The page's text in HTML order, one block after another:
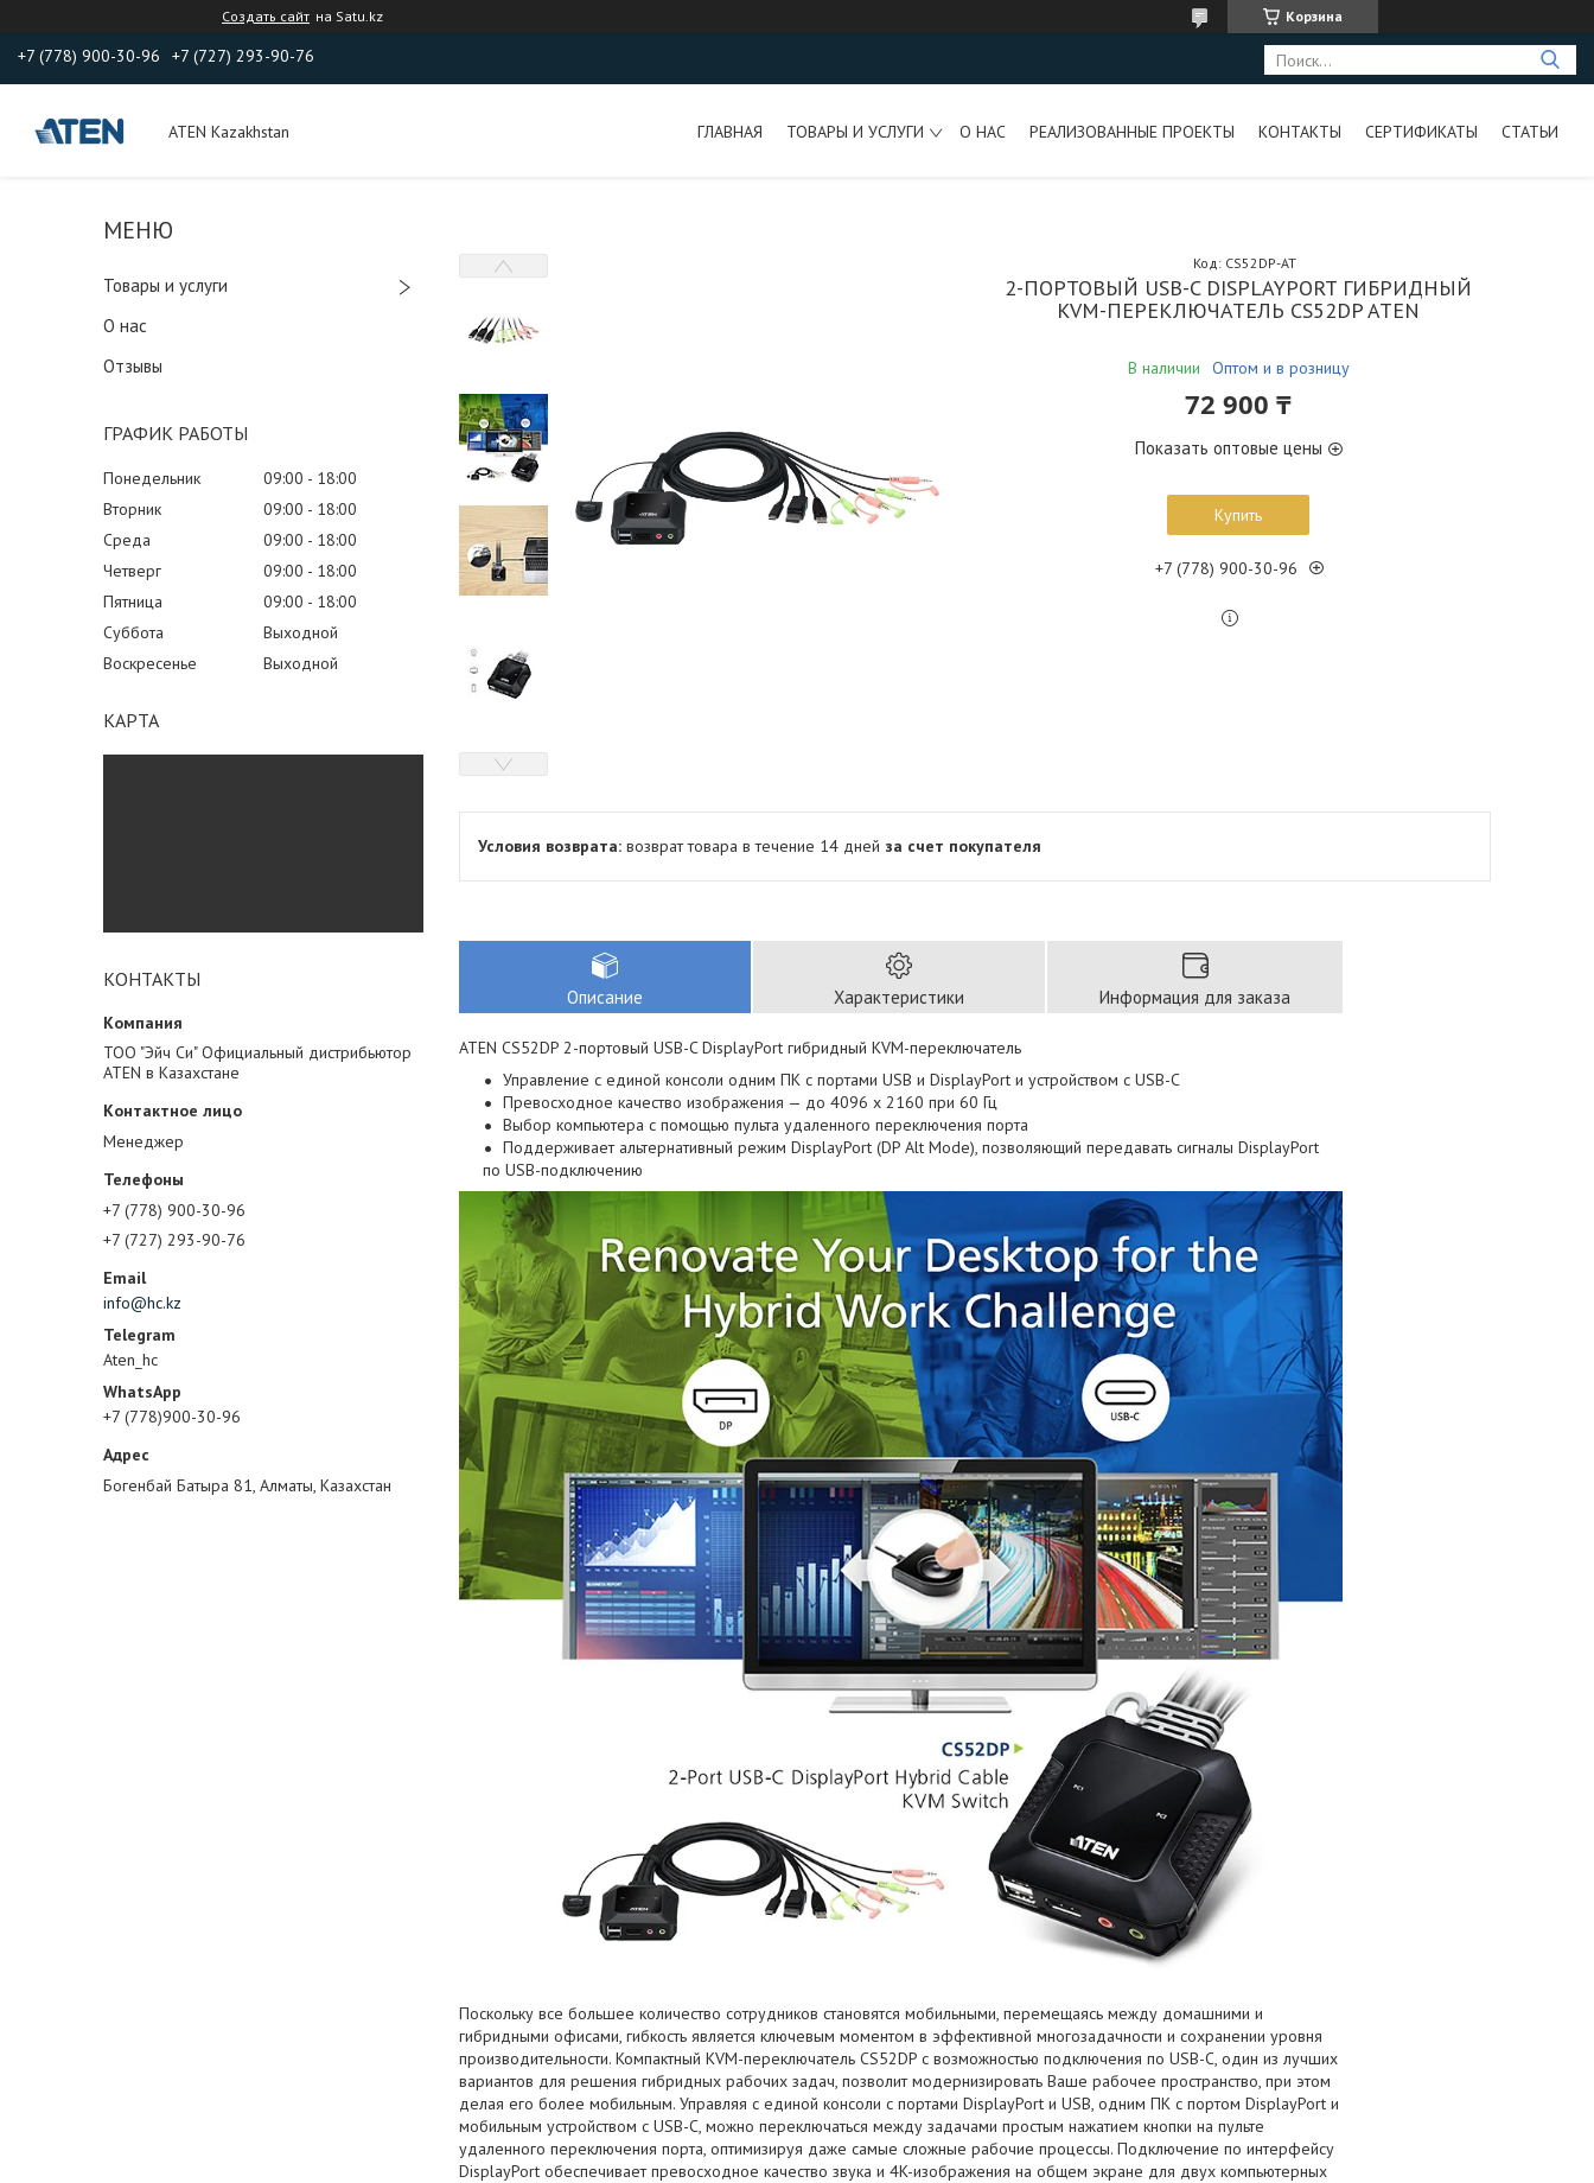
Создать сайт на Satu.kz Корзина
+7 (778) 900-30-96 +7 (727) 293-90-76
ATEN Kazakhstan ГЛАВНАЯ ТОВАРЫ И УСЛУГИ О НАС РЕАЛИЗОВАННЫЕ ПРОЕКТЫ КОНТАКТЫ СЕРТИФИКАТЫ СТАТЬИ
Товары и услуги
О нас
Отзывы
ГРАФИК РАБОТЫ
Понедельник 09:00
18:00
Вторник
09:00
18:00
Среда
09:00
18:00
Четверг
09:00
18:00
Пятница
09:00
18:00
Суббота
Выходной
Воскресенье
Выходной
КАРТА
КОНТАКТЫ
ТОО "Эйч Си" Официальный дистрибьютор
ATEN в Казахстане
Менеджер
+7 (778) 900-30-96
+7 (727) 293-90-76
info@hc.kz
Aten_hc
+7 (778)900-30-96
Богенбай Батыра 81, Алматы, Казахстан
2-ПОРТОВЫЙ USB-C DISPLAYPORT ГИБРИДНЫЙ
KVM-ПЕРЕКЛЮЧАТЕЛЬ CS52DP ATEN
В наличии Оптом и в розницу
Код: CS52DP-AT
72 900 ₸
Показать оптовые цены
Купить
+7 (778) 900-30-96
возврат товара в течение 14 дней за счет покупателя
Описание Характеристики Информация для заказа
ATEN CS52DP 2-портовый USB-C DisplayPort гибридный KVM-переключатель
Управление с единой консоли одним ПК с портами USB и DisplayPort и устройством с USB-C
Превосходное качество изображения — до 4096 x 2160 при 60 Гц
Выбор компьютера с помощью пульта удаленного переключения порта
Поддерживает альтернативный режим DisplayPort (DP Alt Mode), позволяющий передавать сигналы DisplayPort
по USB-подключению
Поскольку все большее количество сотрудников становятся мобильными, перемещаясь между домашними и
гибридными офисами, гибкость является ключевым моментом в эффективной многозадачности и сохранении уровня
производительности. Компактный KVM-переключатель CS52DP с возможностью подключения по USB-C, один из лучших
вариантов для решения гибридных рабочих задач, позволит модернизировать Ваше рабочее пространство, при этом
делая его более мобильным. Управляя с единой консоли с портами DisplayPort и USB, одним ПК с портом DisplayPort и
мобильным устройством с USB-C, можно переключаться между задачами простым нажатием кнопки на пульте
удаленного переключения порта, оптимизируя даже самые сложные рабочие процессы. Подключение по интерфейсу
DisplayPort обеспечивает превосходное качество звука и 4K-изображения на общем экране для двух компьютерных